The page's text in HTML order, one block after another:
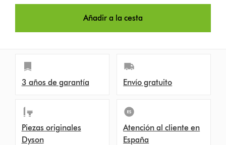
Añadir a la cesta
3 años de garantía Envío gratuito
Piezas originales
Dyson
Atención al cliente en
España